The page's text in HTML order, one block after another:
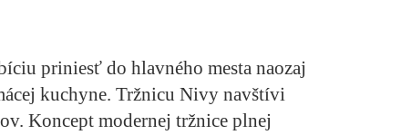
priniesť do hlavného mesta naozaj
kuchyne. Tržnicu Nivy navštívi
Koncept modernej tržnice plnej